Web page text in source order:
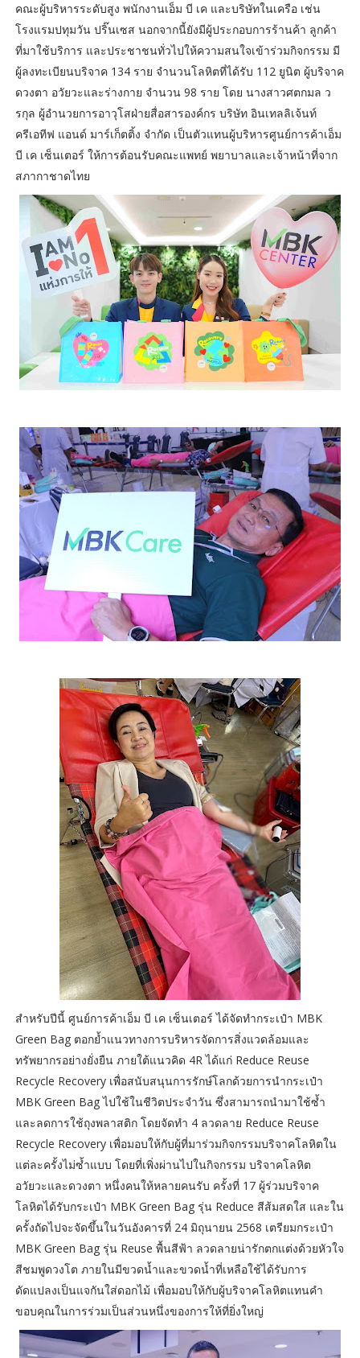
คณะผู้บริหารระดับสูง พนักงานเอ็ม บี เค และบริษัทในเครือ เช่น
โรงแรมปทุมวัน ปริ๊นเซส นอกจากนี้ยังมีผู้ประกอบการร้านค้า ลูกค้า
ที่มาใช้บริการ และประชาชนทั่วไปให้ความสนใจเข้าร่วมกิจกรรม มี
ผู้ลงทะเบียนบริจาค 134 ราย จำนวนโลหิตที่ได้รับ 112 ยูนิต ผู้บริจาค
ดวงตา อวัยวะและร่างกาย จำนวน 98 ราย โดย นางสาวศตกมล ว
รกุล ผู้อำนวยการอาวุโสฝ่ายสื่อสารองค์กร บริษัท อินเทลลิเจ้นท์
ครีเอทีฟ แอนด์ มาร์เก็ตติ้ง จำกัด เป็นตัวแทนผู้บริหารศูนย์การค้าเอ็ม
บี เค เซ็นเตอร์ ให้การต้อนรับคณะแพทย์ พยาบาลและเจ้าหน้าที่จาก
สภากาชาดไทย
สำหรับปีนี้ ศูนย์การค้าเอ็ม บี เค เซ็นเตอร์ ได้จัดทำกระเป๋า MBK
Green Bag ตอกย้ำแนวทางการบริหารจัดการสิ่งแวดล้อมและ
ทรัพยากรอย่างยั่งยืน ภายใต้แนวคิด 4R ได้แก่ Reduce Reuse
Recycle Recovery เพื่อสนับสนุนการรักษ์โลกด้วยการนำกระเป๋า
MBK Green Bag ไปใช้ในชีวิตประจำวัน ซึ่งสามารถนำมาใช้ซ้ำ
และลดการใช้ถุงพลาสติก โดยจัดทำ 4 ลวดลาย Reduce Reuse
Recycle Recovery เพื่อมอบให้กับผู้ที่มาร่วมกิจกรรมบริจาคโลหิตใน
แต่ละครั้งไม่ซ้ำแบบ โดยที่เพิ่งผ่านไปในกิจกรรม บริจาคโลหิต
อวัยวะและดวงตา หนึ่งคนให้หลายคนรับ ครั้งที่ 17 ผู้ร่วมบริจาค
โลหิตได้รับกระเป๋า MBK Green Bag รุ่น Reduce สีส้มสดใส และใน
ครั้งถัดไปจะจัดขึ้นในวันอังคารที่ 24 มิถุนายน 2568 เตรียมกระเป๋า
MBK Green Bag รุ่น Reuse พื้นสีฟ้า ลวดลายน่ารักตกแต่งด้วยหัวใจ
สีชมพูดวงโต ภายในมีขวดน้ำและขวดน้ำที่เหลือใช้ได้รับการ
ดัดแปลงเป็นแจกันใส่ดอกไม้ เพื่อมอบให้กับผู้บริจาคโลหิตแทนคำ
ขอบคุณในการร่วมเป็นส่วนหนึ่งของการให้ที่ยิ่งใหญ่